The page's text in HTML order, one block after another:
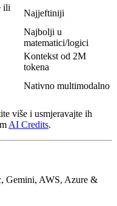
ili
Najjeftiniji
Najbolji u
matematici/logici
Kontekst od 2M
tokena
Nativno multimodalno
više i usmjeravajte ih
AI Credits.
Gemini, AWS, Azure &